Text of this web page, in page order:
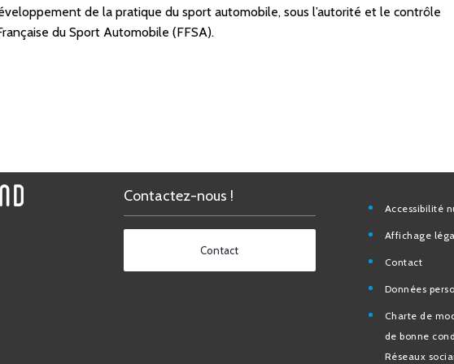
de la pratique du sport automobile, sous l’autorité et le contrôle
du Sport Automobile (FFSA).
Contactez-nous !
Contact
Contact
Charte
bonne